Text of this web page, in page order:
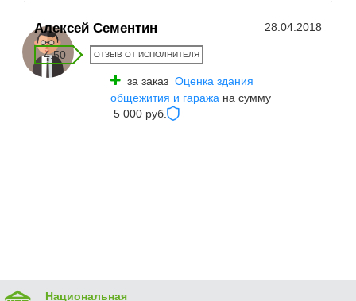
Алексей Сементин 28.04.2018
4.50 ОТЗЫВ ОТ ИСПОЛНИТЕЛЯ
за заказ Оценка здания
общежития и гаража на сумму
5 000 руб.
Национальная